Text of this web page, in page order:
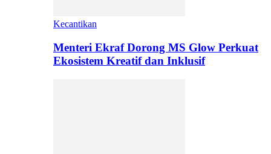
Kecantikan
Menteri Ekraf Dorong MS Glow Perkuat
Ekosistem Kreatif dan Inklusif